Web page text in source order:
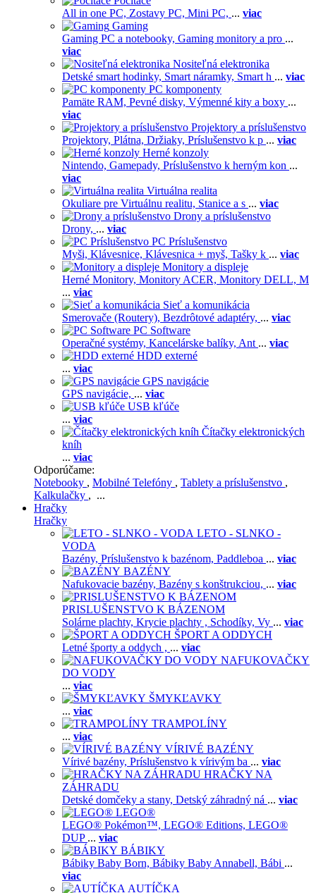
All in one PC, Zostavy PC, Mini PC, ... viac
Gaming
Gaming PC a notebooky, Gaming monitory a pro ...
viac
Nositeľná elektronika
Detské smart hodinky, Smart náramky, Smart h ... viac
PC komponenty
Pamäte RAM, Pevné disky, Výmenné kity a boxy ...
viac
Projektory a príslušenstvo
Projektory, Plátna, Držiaky, Príslušenstvo k p ... viac
Herné konzoly
Nintendo, Gamepady, Príslušenstvo k herným kon ...
viac
Virtuálna realita
Okuliare pre Virtuálnu realitu, Stanice a s ... viac
Drony a príslušenstvo
Drony, ... viac
PC Príslušenstvo
Myši, Klávesnice, Klávesnica + myš, Tašky k ... viac
Monitory a displeje
Herné Monitory, Monitory ACER, Monitory DELL, M
... viac
Sieť a komunikácia
Smerovače (Routery), Bezdrôtové adaptéry, ... viac
PC Software
Operačné systémy, Kancelárske balíky, Ant ... viac
HDD externé
... viac
GPS navigácie
GPS navigácie, ... viac
USB kľúče
... viac
Čítačky elektronických
kníh
... viac
Odporúčame:
Notebooky , Mobilné Telefóny , Tablety a príslušenstvo ,
Kalkulačky , ...
Hračky
Hračky
LETO - SLNKO -
VODA
Bazény, Príslušenstvo k bazénom, Paddleboa ... viac
BAZÉNY
Nafukovacie bazény, Bazény s konštrukciou, ... viac
PRISLUŠENSTVO K BÁZENOM
Solárne plachty, Krycie plachty , Schodíky, Vy ... viac
ŠPORT A ODDYCH
Letné športy a oddych , ... viac
NAFUKOVAČKY
DO VODY
... viac
ŠMYKĽAVKY
... viac
TRAMPOLÍNY
... viac
VÍRIVÉ BAZÉNY
Vírivé bazény, Príslušenstvo k vírivým ba ... viac
HRAČKY NA
ZÁHRADU
Detské domčeky a stany, Detský záhradný ná ... viac
LEGO®
LEGO® Pokémon™, LEGO® Editions, LEGO®
DUP ... viac
BÁBIKY
Bábiky Baby Born, Bábiky Baby Annabell, Bábi ...
viac
AUTÍČKA